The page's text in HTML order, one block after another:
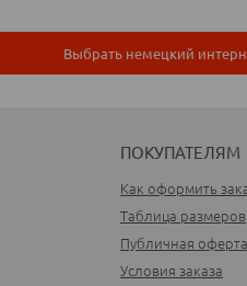
Выбрать немецкий
ПОКУПАТЕЛЯМ
Как оформить
Таблица размеров
Публичная оферта
Условия заказа